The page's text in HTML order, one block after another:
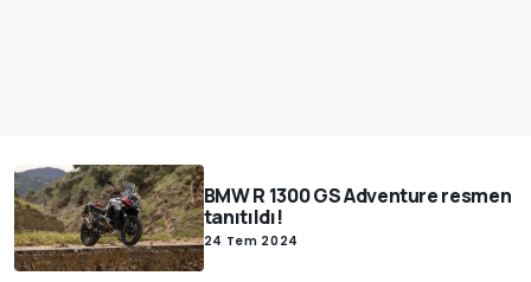
BMW R 1300 GS Adventure resmen
tanıtıldı!
24 Tem 2024